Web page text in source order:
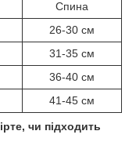
Спина
26-30 см
31-35 см
36-40 см
41-45 см
чи підходить